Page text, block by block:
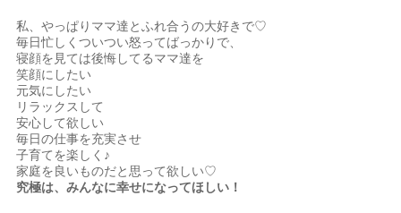
私、やっぱりママ達とふれ合うの大好きで♡
毎日忙しくついつい怒ってばっかりで、
寝顔を見ては後悔してるママ達を
笑顔にしたい
元気にしたい
リラックスして
安心して欲しい
毎日の仕事を充実させ
子育てを楽しく♪
家庭を良いものだと思って欲しい♡
究極は、みんなに幸せになってほしい！